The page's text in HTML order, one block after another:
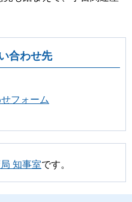
合わせ先
フォーム
知事室です。